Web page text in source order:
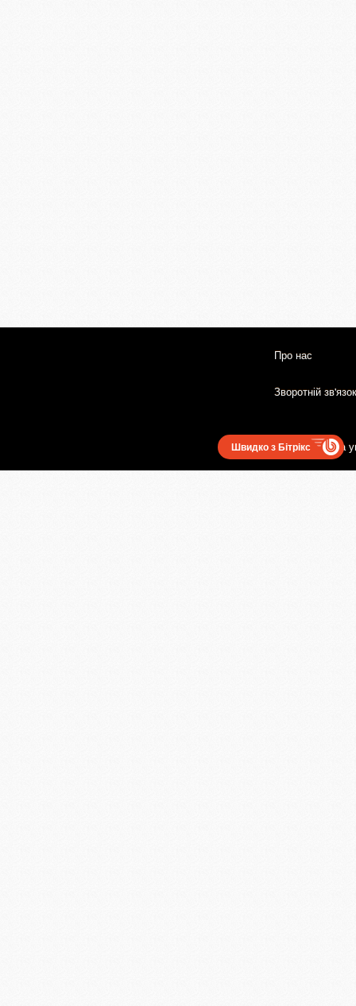
Про нас
Зворотній зв'язок
Користувацька
Швидко з Бітрікс